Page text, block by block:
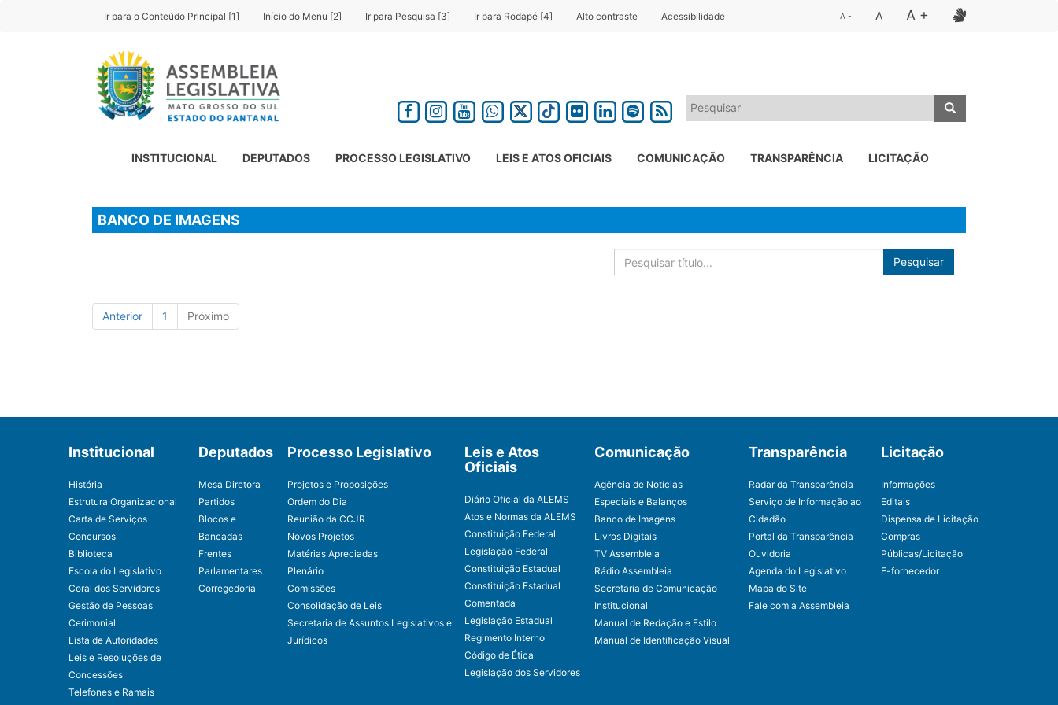
Ir para o Conteúdo Principal [1] Início do Menu [2] Ir para Pesquisa [3] Ir para Rodapé [4] Alto contraste Acessibilidade A - A A +
INSTITUCIONAL DEPUTADOS PROCESSO LEGISLATIVO LEIS E ATOS OFICIAIS COMUNICAÇÃO TRANSPARÊNCIA LICITAÇÃO
BANCO DE IMAGENS
Pesquisar
Anterior 1 Próximo
Institucional
História
Estrutura Organizacional
Carta de Serviços
Concursos
Biblioteca
Escola do Legislativo
Coral dos Servidores
Gestão de Pessoas
Cerimonial
Lista de Autoridades
Leis e Resoluções de
Concessões
Telefones e Ramais
Deputados
Mesa Diretora
Partidos
Blocos e
Bancadas
Frentes
Parlamentares
Corregedoria
Processo Legislativo
Projetos e Proposições
Ordem do Dia
Reunião da CCJR
Novos Projetos
Matérias Apreciadas
Plenário
Comissões
Consolidação de Leis
Secretaria de Assuntos Legislativos e
Jurídicos
Leis e Atos
Oficiais
Diário Oficial da ALEMS
Atos e Normas da ALEMS
Constituição Federal
Legislação Federal
Constituição Estadual
Constituição Estadual
Comentada
Legislação Estadual
Regimento Interno
Código de Ética
Legislação dos Servidores
Comunicação
Agência de Notícias
Especiais e Balanços
Banco de Imagens
Livros Digitais
TV Assembleia
Rádio Assembleia
Secretaria de Comunicação
Institucional
Manual de Redação e Estilo
Manual de Identificação Visual
Transparência
Radar da Transparência
Serviço de Informação ao
Cidadão
Portal da Transparência
Ouvidoria
Agenda do Legislativo
Mapa do Site
Fale com a Assembleia
Licitação
Informações
Editais
Dispensa de Licitação
Compras
Públicas/Licitação
E-fornecedor